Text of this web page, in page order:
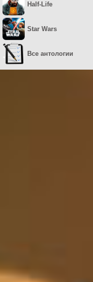
Half-Life
Star Wars
Все антологии